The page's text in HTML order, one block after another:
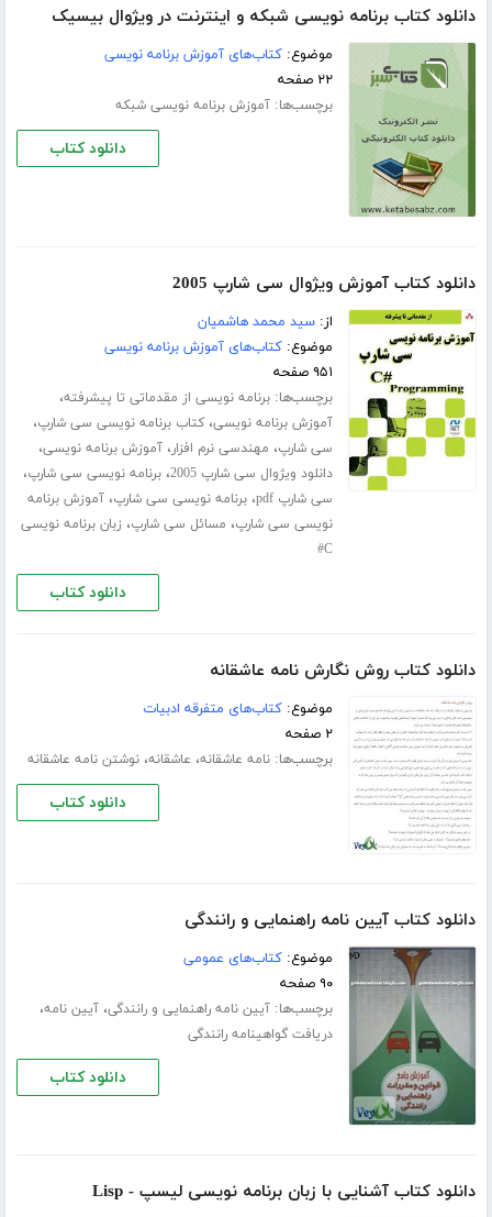
دانلود کتاب برنامه نویسی شبکه و اینترنت در ویژوال بیسیک
موضوع:کتاب‌های آموزش برنامه نویسی
۲۲ صفحه
برچسب‌ها:آموزش برنامه نویسی شبکه
دانلود کتاب
دانلود کتاب آموزش ویژوال سی شارپ 2005
از:سید محمد هاشمیان
موضوع:کتاب‌های آموزش برنامه نویسی
۹۵۱ صفحه
برچسب‌ها:برنامه نویسی از مقدماتی تا پیشرفته،
آموزش برنامه نویسی،کتاب برنامه نویسی سی شارپ،
سی شارپ، مهندسی نرم افزار،آموزش برنامه نویسی،
دانلود ویژوال سی شارپ 2005 ،برنامه نویسی سی شارپ،
سی شارپ pdf ،برنامه نویسی سی شارپ،آموزش برنامه
نویسی سی شارپ، مسائل سی شارپ، زبان برنامه نویسی
C#
دانلود کتاب
دانلود کتاب روش نگارش نامه عاشقانه
موضوع:کتاب‌های متفرقه ادبیات
۲ صفحه
برچسب‌ها:نامه عاشقانه، عاشقانه،نوشتن نامه عاشقانه
دانلود کتاب
دانلود کتاب آیین نامه راهنمایی و رانندگی
موضوع:کتاب‌های عمومی
۹۰ صفحه
برچسب‌ها:آیین نامه راهنمایی و رانندگی،آیین نامه،
دریافت گواهینامه رانندگی
دانلود کتاب
دانلود کتاب آشنایی با زبان برنامه نویسی لیسپ - Lisp